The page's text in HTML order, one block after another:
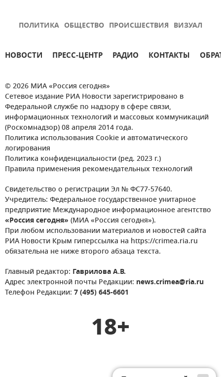
ПОЛИТИКА ОБЩЕСТВО ПРОИСШЕСТВИЯ ВИЗУАЛ
НОВОСТИ ПРЕСС-ЦЕНТР РАДИО КОНТАКТЫ
© 2026 МИА «Россия сегодня»
Сетевое издание РИА Новости зарегистрировано в
Федеральной службе по надзору в сфере связи,
информационных технологий и массовых коммуникаций
(Роскомнадзор) 08 апреля 2014 года.
Политика использования Cookie и автоматического
логирования
Политика конфиденциальности (ред. 2023 г.)
Правила применения рекомендательных технологий
Свидетельство о регистрации Эл № ФС77-57640.
Учредитель: Федеральное государственное унитарное
предприятие Международное информационное агентство
«Россия сегодня» (МИА «Россия сегодня»).
При любом использовании материалов и новостей сайта
РИА Новости Крым гиперссылка на https://crimea.ria.ru
обязательна не ниже второго абзаца текста.
Главный редактор: Гаврилова А.В.
Адрес электронной почты Редакции: news.crimea@ria.ru
Телефон Редакции: 7 (495) 645-6601
18+